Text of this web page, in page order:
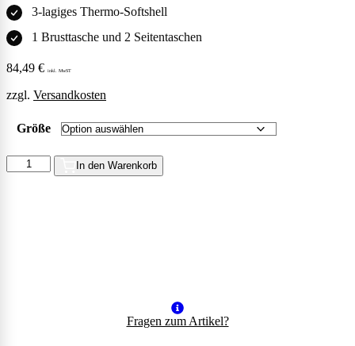
3-lagiges Thermo-Softshell
1 Brusttasche und 2 Seitentaschen
84,49 € inkl. MwST
zzgl. Versandkosten
Größe
Softshell
Jacke
In den Warenkorb
Fragen zum Artikel?